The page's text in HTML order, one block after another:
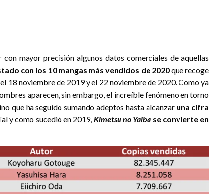
con mayor precisión algunos datos comerciales de aquellas
con los 10 mangas más vendidos de 2020que recoge
18 noviembre de 2019 y el 22 noviembre de 2020. Como ya
aparecen, sin embargo, el increíble fenómeno en torno
que ha seguido sumando adeptos hasta alcanzar una cifra
y como sucedió en 2019, Kimetsu no Yaiba se convierte en